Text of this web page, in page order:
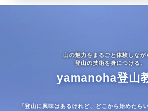
山の魅力をまるごと体験しなが
登山の技術を身につける。
yamanoha登山
「登山に興味はあるけれど、どこから始めたら